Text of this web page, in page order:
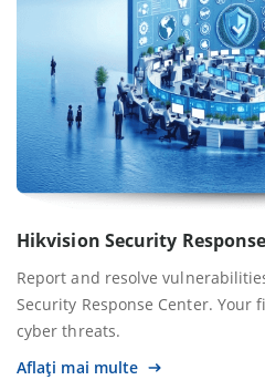
Hikvision Security
Report and resolve
Security Response Center.
cyber threats.
Aflați mai multe